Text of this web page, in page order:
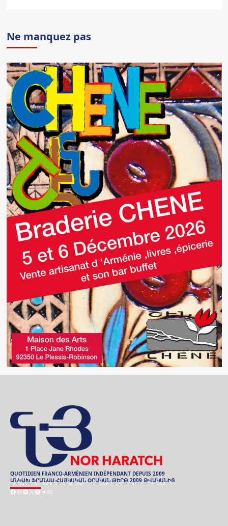
Ne manquez pas
QUOTIDIEN FRANCO-ARMÉNIEN INDÉPENDANT DEPUIS 2009
ԱՆԿԱԽ ՖՐԱՆՍԱ-ՀԱՅԿԱԿԱՆ ՕՐԱԿԱՆ ԹԵՐԹ 2009 ԹՎԱԿԱՆԻՑ
Facebook
Instagram
LinkedIn
X SpotifyTelegram